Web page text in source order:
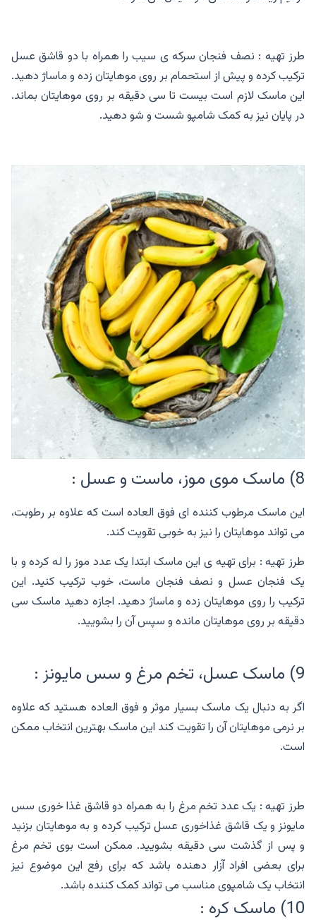
طرز تهیه : نصف فنجان سرکه ی سیب را همراه با دو قاشق عسل
ترکیب کرده و پیش از استحمام بر روی موهایتان زده و ماساژ دهید.
این ماسک لازم است بیست تا سی دقیقه بر روی موهایتان بماند.
در پایان نیز به کمک شامپو شست و شو دهید.
8) ماسک موی موز، ماست و عسل :
این ماسک مرطوب کننده ای فوق العاده‌ است که علاوه بر رطوبت،
می تواند موهایتان را نیز به خوبی تقویت کند.
طرز تهیه : برای تهیه ی این ماسک ابتدا یک عدد موز را له کرده و با
یک فنجان عسل و نصف فنجان ماست، خوب ترکیب کنید. این
ترکیب را روی موهایتان زده و ماساژ دهید. اجازه دهید ماسک سی
دقیقه بر روی موهایتان مانده و سپس آن را بشویید.
9) ماسک عسل، تخم مرغ و سس مایونز :
اگر به دنبال یک ماسک بسیار موثر و فوق العاده هستید که علاوه
بر نرمی موهایتان آن را تقویت کند این ماسک بهترین انتخاب ممکن
است.
طرز تهیه : یک عدد تخم مرغ را به همراه دو قاشق غذا خوری سس
مایونز و یک قاشق غذاخوری عسل ترکیب کرده و به موهایتان بزنید
و پس از گذشت سی دقیقه بشویید. ممکن است بوی تخم مرغ
برای بعضی افراد آزار دهنده باشد که برای رفع این موضوع نیز
انتخاب یک شامپوی مناسب می تواند کمک کننده باشد.
10) ماسک کره :